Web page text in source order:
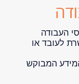
העבודה
לעובד או
המבוקש